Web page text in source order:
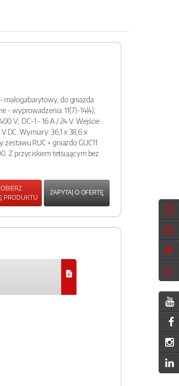
małogabarytowy, do gniazda
- wyprowadzenia: 11(7)-14(4);
V; DC-1 - 16 A / 24 V. Wejście
DC. Wymiary: 36,1 x 38,6 x
RUC + gniazdo GUC11
Z przyciskiem tetsującym bez
PRODUKTU
ZAPYTAJ O OFERTĘ